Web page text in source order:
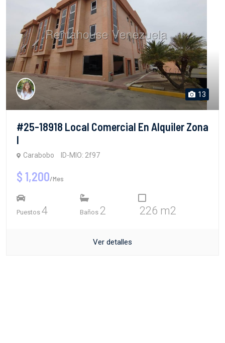
13
#25-18918 Local Comercial En Alquiler Zona
I
Carabobo ID-MIO: 2f97
$ 1,200/Mes
Puestos 4 Baños 2 226 m2
Ver detalles